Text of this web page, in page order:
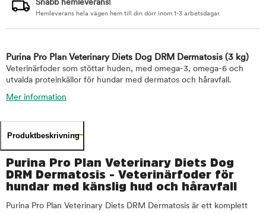
Snabb hemleverans!
Hemleverans hela vägen hem till din dörr inom 1-3 arbetsdagar.
Purina Pro Plan Veterinary Diets Dog DRM Dermatosis (3 kg)
Veterinärfoder som stöttar huden, med omega-3, omega-6 och
utvalda proteinkällor för hundar med dermatos och håravfall.
Mer information
Produktbeskrivning
Purina Pro Plan Veterinary Diets Dog
DRM Dermatosis - Veterinärfoder för
hundar med känslig hud och håravfall
Purina Pro Plan Veterinary Diets DRM Dermatosis är ett komplett